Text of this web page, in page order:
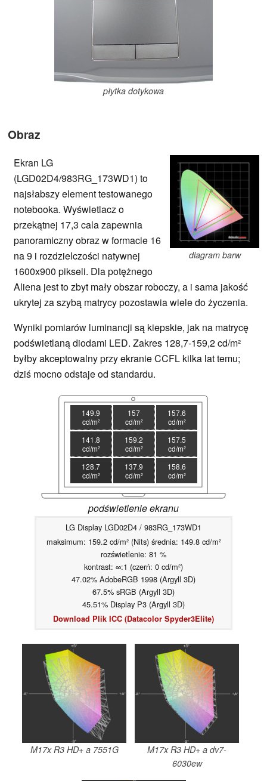
płytka dotykowa
Obraz
diagram barw
Ekran LG
(LGD02D4/983RG_173WD1) to
najsłabszy element testowanego
notebooka. Wyświetlacz o
przekątnej 17,3 cala zapewnia
panoramiczny obraz w formacie 16
na 9 i rozdzielczości natywnej
1600x900 pikseli. Dla potężnego
Aliena jest to zbyt mały obszar roboczy, a i sama jakość
ukrytej za szybą matrycy pozostawia wiele do życzenia.
Wyniki pomiarów luminancji są kiepskie, jak na matrycę
podświetlaną diodami LED. Zakres 128,7-159,2 cd/m²
byłby akceptowalny przy ekranie CCFL kilka lat temu;
dziś mocno odstaje od standardu.
149.9
cd/m²
157
cd/m²
157.6
cd/m²
141.8
cd/m²
159.2
cd/m²
157.5
cd/m²
128.7
cd/m²
137.9
cd/m²
158.6
cd/m²
podświetlenie ekranu
LG Display LGD02D4 / 983RG_173WD1
maksimum: 159.2 cd/m² (Nits) średnia: 149.8 cd/m²
rozświetlenie: 81 %
kontrast: ∞:1 (czerń: 0 cd/m²)
47.02% AdobeRGB 1998 (Argyll 3D)
67.5% sRGB (Argyll 3D)
45.51% Display P3 (Argyll 3D)
Download Plik ICC (Datacolor Spyder3Elite)
M17x R3 HD+ a 7551G
M17x R3 HD+ a dv7-
6030ew